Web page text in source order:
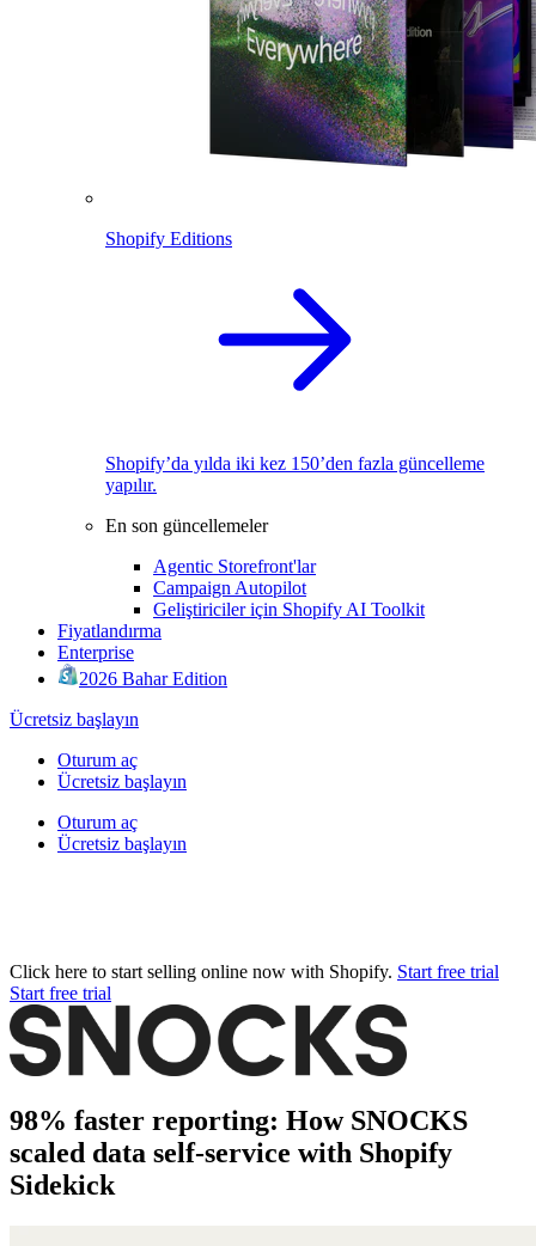
Shopify Editions
Shopify’da yılda iki kez 150’den fazla güncelleme
yapılır.
En son güncellemeler
Agentic Storefront'lar
Campaign Autopilot
Geliştiriciler için Shopify AI Toolkit
Fiyatlandırma
Enterprise
2026 Bahar Edition
Ücretsiz başlayın
Oturum aç
Ücretsiz başlayın
Oturum aç
Ücretsiz başlayın
Click here to start selling online now with Shopify. Start free trial
Start free trial
98% faster reporting: How SNOCKS
scaled data self-service with Shopify
Sidekick